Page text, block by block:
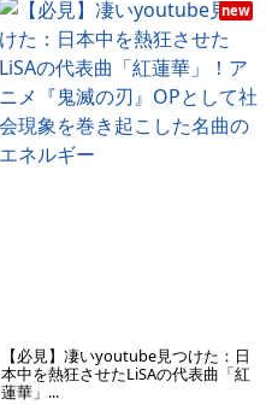
new
【必見】凄いyoutube見つけた：日
本中を熱狂させたLiSAの代表曲「紅
蓮華」...